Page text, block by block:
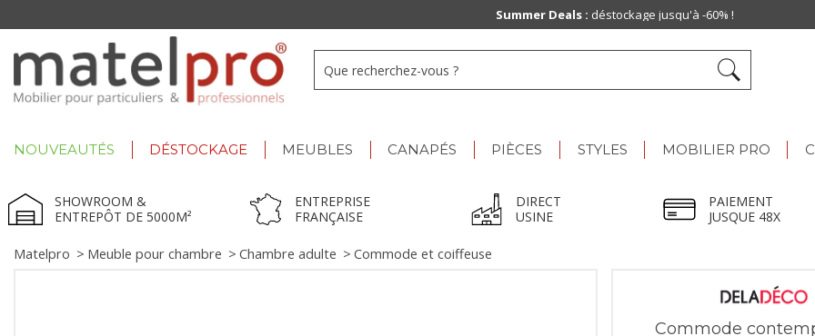
NOUVEAUTÉS DÉSTOCKAGE MEUBLES CANAPÉS PIÈCES STYLES MOBILIER PRO
SHOWROOM &
ENTREPÔT DE 5000M²
ENTREPRISE
FRANÇAISE
DIRECT
USINE
PAIEMENT
JUSQUE 48X
Matelpro > Meuble pour chambre > Chambre adulte > Commode et coiffeuse
Commode
Summer Deals : déstockage jusqu'à -60% !